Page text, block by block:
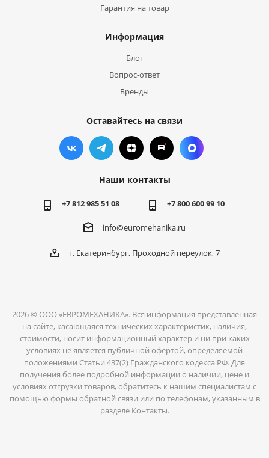
Гарантия на товар
Информация
Блог
Вопрос-ответ
Бренды
Оставайтесь на связи
Наши контакты
+7 812 985 51 08 +7 800 600 99 10
info@euromehanika.ru
г. Екатеринбург, Проходной переулок, 7
2026 © ООО «ЕВРОМЕХАНИКА». Вся информация представленная
на сайте, касающаяся технических характеристик, наличия,
стоимости, носит информационный характер и ни при каких
условиях не является публичной офертой, определяемой
положениями Статьи 437(2) Гражданского кодекса РФ. Для
получения более подробной информации о наличии, цене и
условиях отгрузки товаров, обратитесь к нашим специалистам с
помощью формы обратной связи или по телефонам, указанным в
разделе Контакты.